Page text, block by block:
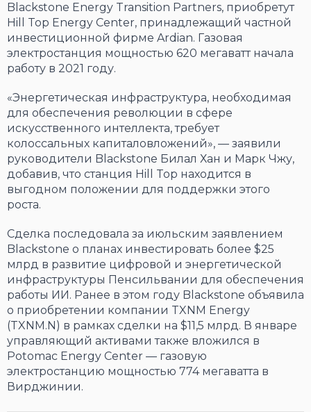
Blackstone Energy Transition Partners, приобретут
Hill Top Energy Center, принадлежащий частной
инвестиционной фирме Ardian. Газовая
электростанция мощностью 620 мегаватт начала
работу в 2021 году.
«Энергетическая инфраструктура, необходимая
для обеспечения революции в сфере
искусственного интеллекта, требует
колоссальных капиталовложений», — заявили
руководители Blackstone Билал Хан и Марк Чжу,
добавив, что станция Hill Top находится в
выгодном положении для поддержки этого
роста.
Сделка последовала за июльским заявлением
Blackstone о планах инвестировать более $25
млрд в развитие цифровой и энергетической
инфраструктуры Пенсильвании для обеспечения
работы ИИ. Ранее в этом году Blackstone объявила
о приобретении компании TXNM Energy
(TXNM.N) в рамках сделки на $11,5 млрд. В январе
управляющий активами также вложился в
Potomac Energy Center — газовую
электростанцию мощностью 774 мегаватта в
Вирджинии.